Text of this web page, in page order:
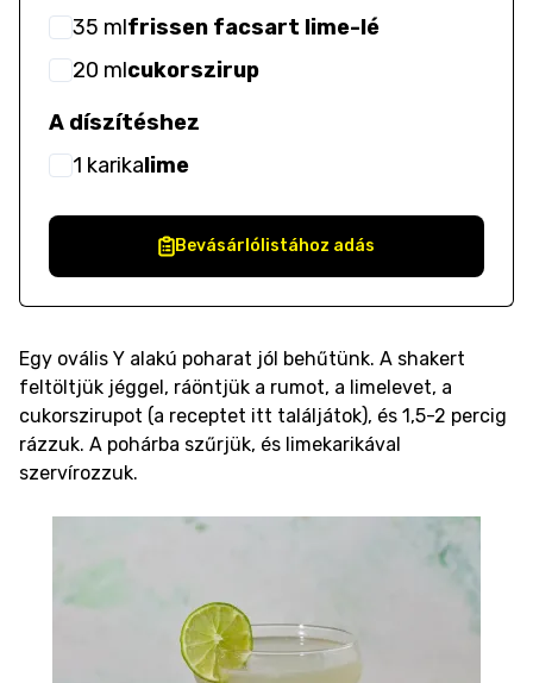
35 mlfrissen facsart lime-lé
20 mlcukorszirup
A díszítéshez
1 karikalime
Bevásárlólistához adás
Egy ovális Y alakú poharat jól behűtünk. A shakert
feltöltjük jéggel, ráöntjük a rumot, a limelevet, a
cukorszirupot (a receptet itt találjátok), és 1,5-2 percig
rázzuk. A pohárba szűrjük, és limekarikával
szervírozzuk.